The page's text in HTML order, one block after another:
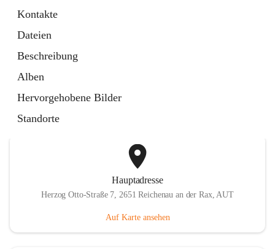
Kontakte
Dateien
Beschreibung
Alben
Hervorgehobene Bilder
Standorte
Hans Lanner Regionalmusik Schulverband
öffnet
in
neuem
Tab
Externe Webseite
in
Tab
Hauptadresse
Herzog Otto-Straße 7, 2651 Reichenau an der Rax, AUT
Auf Karte ansehen